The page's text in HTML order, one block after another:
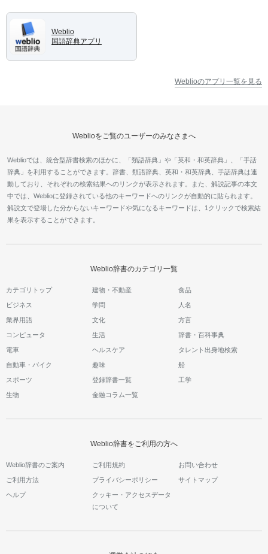
Weblio
国語辞典アプリ
Weblioのアプリ一覧を見る
Weblioをご覧のユーザーのみなさまへ
Weblioでは、統合型辞書検索のほかに、「類語辞典」や「英和・和英辞典」、「手話
辞典」を利用することができます。辞書、類語辞典、英和・和英辞典、手話辞典は連
動しており、それぞれの検索結果へのリンクが表示されます。また、解説記事の本文
中では、Weblioに登録されている他のキーワードへのリンクが自動的に貼られます。
解説文で登場した分からないキーワードや気になるキーワードは、1クリックで検索結
果を表示することができます。
Weblio辞書のカテゴリ一覧
カテゴリトップ 建物・不動産 食品
ビジネス 学問 人名
業界用語 文化 方言
コンピュータ 生活 辞書・百科事典
電車 ヘルスケア タレント出身地検索
自動車・バイク 趣味 船
スポーツ 登録辞書一覧 工学
生物 金融コラム一覧
Weblio辞書をご利用の方へ
Weblio辞書のご案内 ご利用規約 お問い合わせ
ご利用方法 プライバシーポリシー サイトマップ
ヘルプ
クッキー・アクセスデータ
について